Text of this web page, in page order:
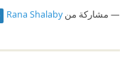
مشاركة منRana Shalaby